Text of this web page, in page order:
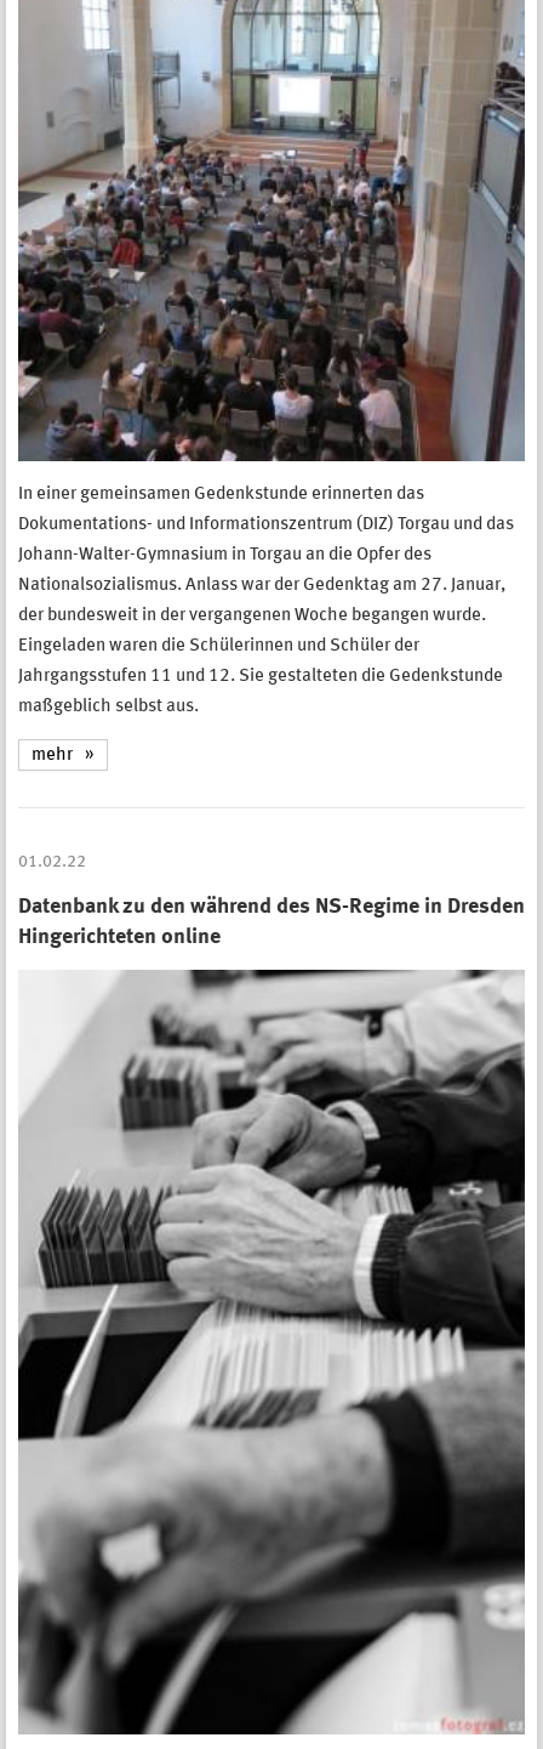
In einer gemeinsamen Gedenkstunde erinnerten das
Dokumentations- und Informationszentrum (DIZ) Torgau und das
Johann-Walter-Gymnasium in Torgau an die Opfer des
Nationalsozialismus. Anlass war der Gedenktag am 27. Januar,
der bundesweit in der vergangenen Woche begangen wurde.
Eingeladen waren die Schülerinnen und Schüler der
Jahrgangsstufen 11 und 12. Sie gestalteten die Gedenkstunde
maßgeblich selbst aus.
mehr
01.02.22
Datenbank zu den während des NS-Regime in Dresden
Hingerichteten online